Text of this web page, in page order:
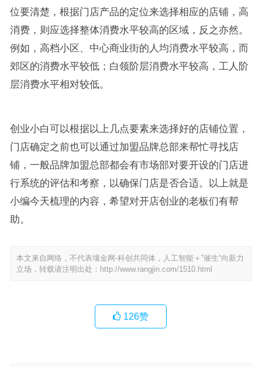
位要清楚，根据门店产品的定位来选择相应的店铺，高
消费，则应选择整体消费水平较高的区域，反之亦然。
例如，高档小区、中心商业街的人均消费水平较高，而
郊区的消费水平较低；白领阶层消费水平较高，工人阶
层消费水平相对较低。
创业小白可以根据以上几点要素来选择好的店铺位置，
门店确定之前也可以通过加盟品牌总部来帮忙寻找店
铺，一般品牌加盟总部都会有市场部对要开设的门店进
行系统的评估和考察，以确保门店是否合适。以上就是
小编今天梳理的内容，希望对开店创业的老板们有帮
助。
本文来自网络，不代表壤金网-科创共同体，人工智能＋”催生“向新力
立场，转载请注明出处： http://www.rangjin.com/1510.html
126赞